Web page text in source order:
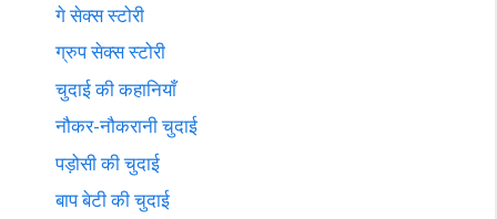
गे सेक्स स्टोरी
ग्रुप सेक्स स्टोरी
चुदाई की कहानियाँ
नौकर-नौकरानी चुदाई
पड़ोसी की चुदाई
बाप बेटी की चुदाई